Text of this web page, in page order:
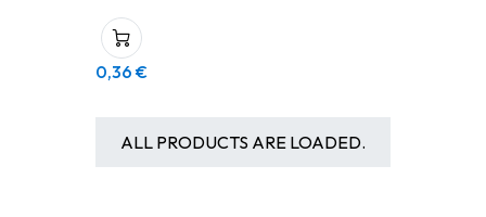
0,36 €
ALL PRODUCTS ARE LOADED.